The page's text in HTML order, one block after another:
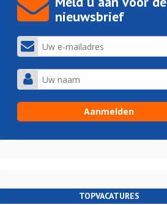
nieuwsbrief
TOPVACATURES